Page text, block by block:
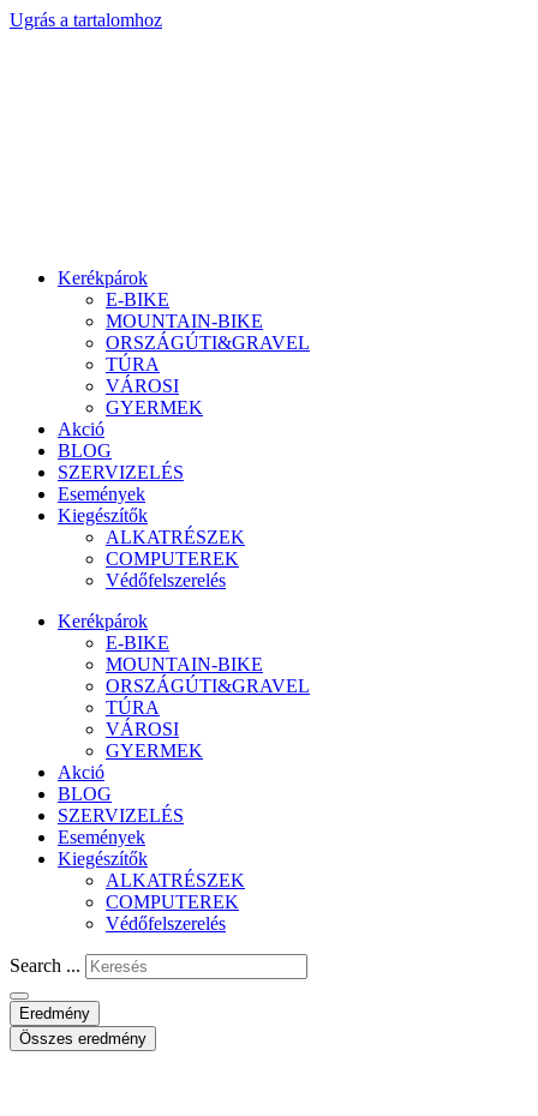
Ugrás a tartalomhoz
Kerékpárok
E-BIKE
MOUNTAIN-BIKE
ORSZÁGÚTI&GRAVEL
TÚRA
VÁROSI
GYERMEK
Akció
BLOG
SZERVIZELÉS
Események
Kiegészítők
ALKATRÉSZEK
COMPUTEREK
Védőfelszerelés
Kerékpárok
E-BIKE
MOUNTAIN-BIKE
ORSZÁGÚTI&GRAVEL
TÚRA
VÁROSI
GYERMEK
Akció
BLOG
SZERVIZELÉS
Események
Kiegészítők
ALKATRÉSZEK
COMPUTEREK
Védőfelszerelés
Search ...
Eredmény
Összes eredmény